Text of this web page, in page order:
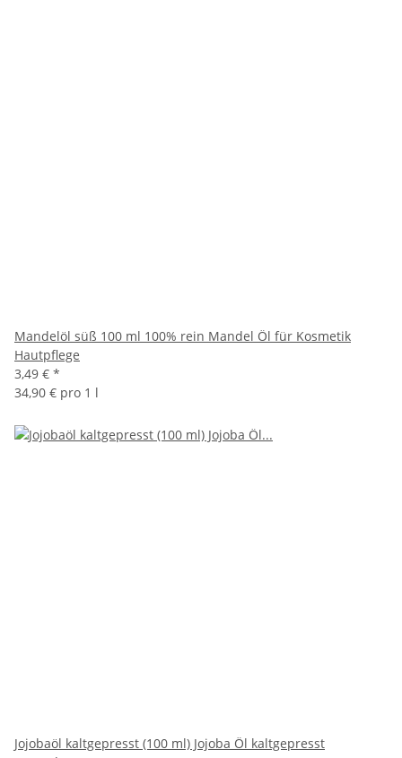
Mandelöl süß 100 ml 100% rein Mandel Öl für Kosmetik
Hautpflege
3,49 € *
34,90 € pro 1 l
Jojobaöl kaltgepresst (100 ml) Jojoba Öl kaltgepresst